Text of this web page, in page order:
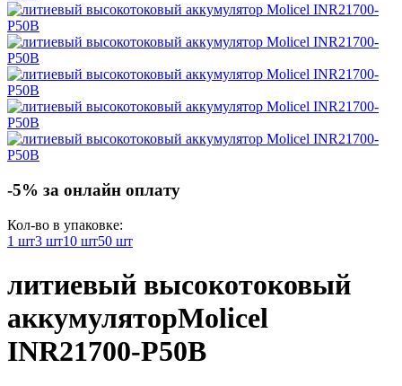
-5% за онлайн оплату
Кол-во в упаковке:
1 шт3 шт10 шт50 шт
литиевый высокотоковый
аккумуляторMolicel
INR21700-P50B